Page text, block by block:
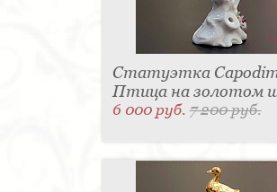
Статуэтка
Птица на золотом
6 000 руб.7 200 руб.